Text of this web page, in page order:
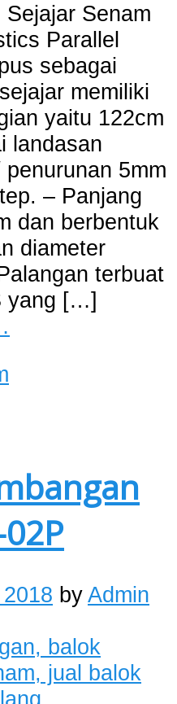
Senam
Parallel
sebagai
memiliki
yaitu 122cm
landasan
5mm
– Panjang
dan berbentuk
diameter
terbuat
yang […]
byAdmin